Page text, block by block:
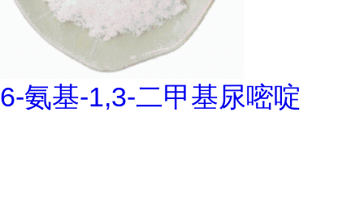
6-氨基-1,3-二甲基尿嘧啶